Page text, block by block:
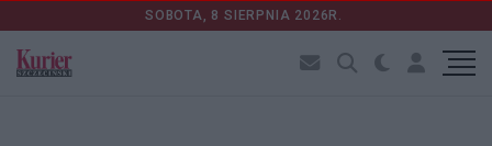
SOBOTA, 8 SIERPNIA 2026R.